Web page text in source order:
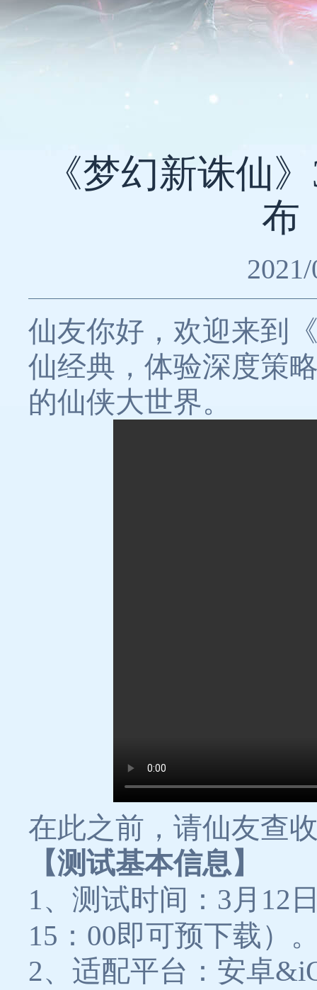
《梦幻新诛仙
布
仙友你好，欢迎来到
仙经典，体验深度策
的仙侠大世界。
在此之前，请仙友查
【测试基本信息】
1、 测试时间：3月12
15：00即可预下载）
2、 适配平台：安卓